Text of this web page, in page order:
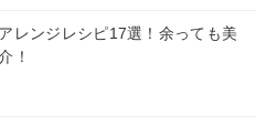
レンジレシピ17選！余っても美
！